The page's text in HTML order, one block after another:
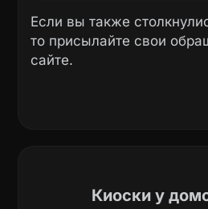
Если вы также
то присылайте свои
сайте.
Киоски у